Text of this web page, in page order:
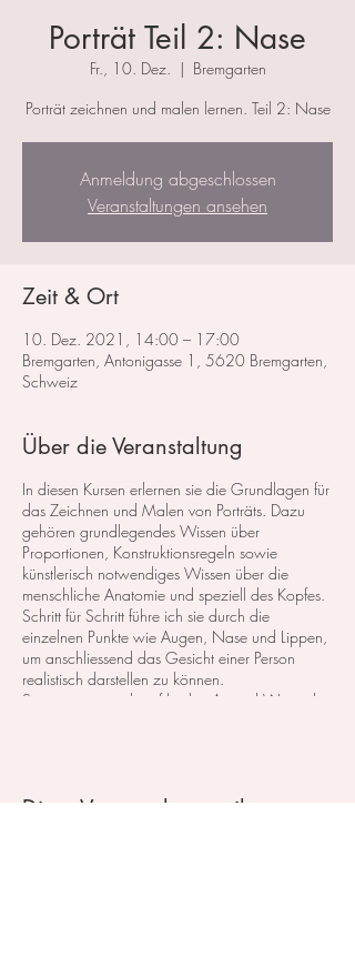
Porträt Teil 2: Nase
Fr., 10. Dez.
  |
Bremgarten
Porträt zeichnen und malen lernen. Teil 2: Nase
Anmeldung abgeschlossen
Veranstaltungen ansehen
Zeit & Ort
10. Dez. 2021, 14:00 – 17:00
Bremgarten, Antonigasse 1, 5620 Bremgarten,
Schweiz
Über die Veranstaltung
In diesen Kursen erlernen sie die Grundlagen für
das Zeichnen und Malen von Porträts. Dazu
gehören grundlegendes Wissen über
Proportionen, Konstruktionsregeln sowie
künstlerisch notwendiges Wissen über die
menschliche Anatomie und speziell des Kopfes.
Schritt für Schritt führe ich sie durch die
einzelnen Punkte wie Augen, Nase und Lippen,
um anschliessend das Gesicht einer Person
realistisch darstellen zu können.
So eignen sie sich auf leichte Art und Weise das
Teil 2: Nase
Diese Veranstaltung teilen